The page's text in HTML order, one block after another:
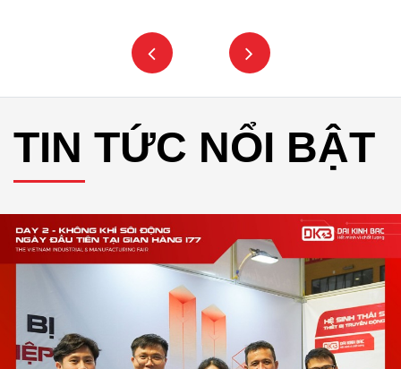
TIN TỨC NỔI BẬT